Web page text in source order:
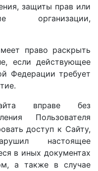
защиты прав или
организации,
право раскрыть
если действующее
Федерации требует
вправе без
Пользователя
доступ к Сайту,
настоящее
в иных документах
а также в случае